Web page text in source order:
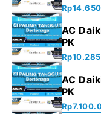
Rp
AC
PK
Rp
AC
PK
Rp